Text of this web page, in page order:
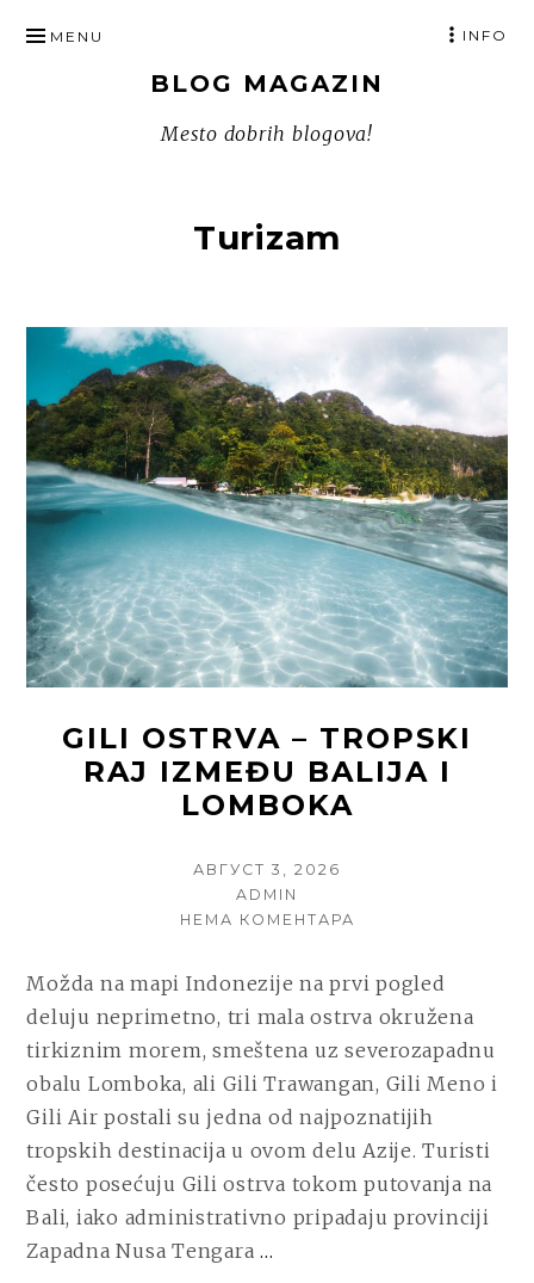
TO
BLOG MAGAZIN
Mesto dobrih blogova!
MENU INFO
Turizam
GILI OSTRVA – TROPSKI
RAJ IZMEĐU BALIJA I
LOMBOKA
POSTED
АВГУСТ 3, 2026
AUTHOR
ADMIN
НЕМА КОМЕНТАРА
–
TROPSKI
RAJ
BALIJA
I
LOMBOKA
Možda na mapi Indonezije na prvi pogled
deluju neprimetno, tri mala ostrva okružena
tirkiznim morem, smeštena uz severozapadnu
obalu Lomboka, ali Gili Trawangan, Gili Meno i
Gili Air postali su jedna od najpoznatijih
tropskih destinacija u ovom delu Azije. Turisti
često posećuju Gili ostrva tokom putovanja na
Bali, iako administrativno pripadaju provinciji
Zapadna Nusa Tengara…